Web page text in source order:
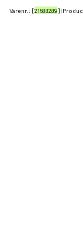
Varenr.: [21688289] |